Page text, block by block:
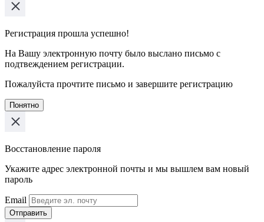
Регистрация прошла успешно!
На Вашу электронную почту было выслано письмо с
подтвеждением регистрации.
Пожалуйста прочтите письмо и завершите регистрацию
Понятно
Восстановление пароля
Укажите адрес электронной почты и мы вышлем вам новый
пароль
Email
Отправить